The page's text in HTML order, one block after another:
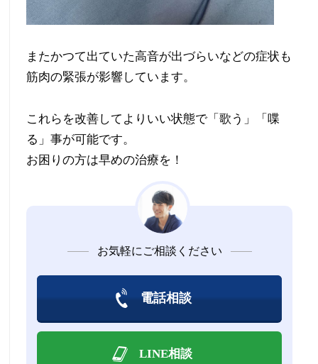
またかつて出ていた高音が出づらいなどの症状も
筋肉の緊張が影響しています。
これらを改善してよりいい状態で「歌う」「喋
る」事が可能です。
お困りの方は早めの治療を！
お気軽にご相談ください
電話相談
LINE相談